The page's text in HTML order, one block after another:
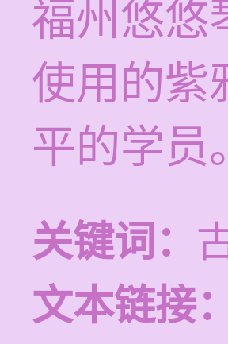
福州悠悠
使用的紫
平的学员。
关键词：
文本链接：